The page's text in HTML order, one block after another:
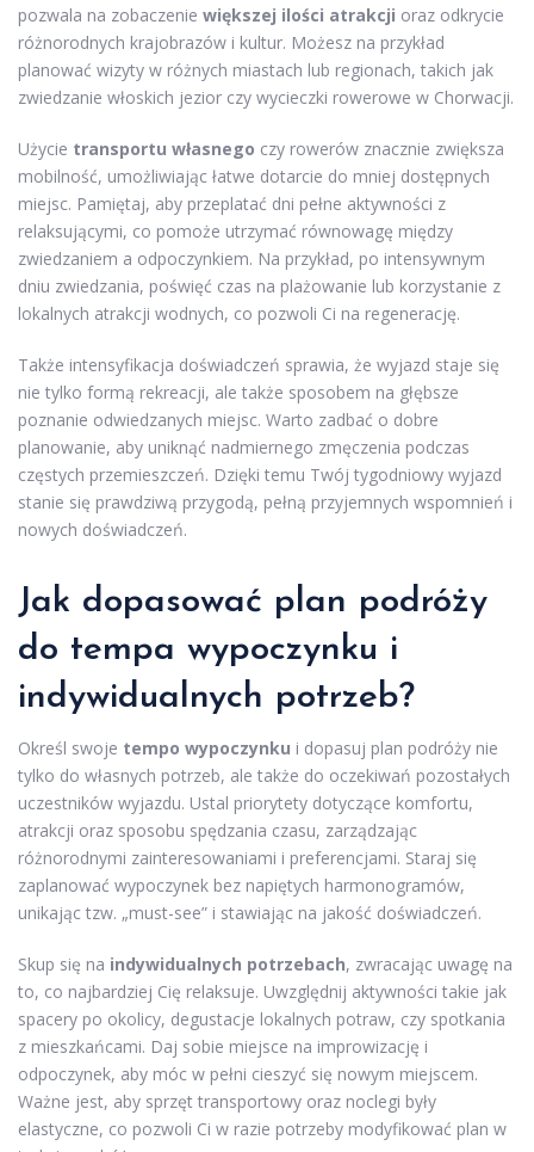
pozwala na zobaczenie większej ilości atrakcji oraz odkrycie
różnorodnych krajobrazów i kultur. Możesz na przykład
planować wizyty w różnych miastach lub regionach, takich jak
zwiedzanie włoskich jezior czy wycieczki rowerowe w Chorwacji.
Użycie transportu własnego czy rowerów znacznie zwiększa
mobilność, umożliwiając łatwe dotarcie do mniej dostępnych
miejsc. Pamiętaj, aby przeplatać dni pełne aktywności z
relaksującymi, co pomoże utrzymać równowagę między
zwiedzaniem a odpoczynkiem. Na przykład, po intensywnym
dniu zwiedzania, poświęć czas na plażowanie lub korzystanie z
lokalnych atrakcji wodnych, co pozwoli Ci na regenerację.
Także intensyfikacja doświadczeń sprawia, że wyjazd staje się
nie tylko formą rekreacji, ale także sposobem na głębsze
poznanie odwiedzanych miejsc. Warto zadbać o dobre
planowanie, aby uniknąć nadmiernego zmęczenia podczas
częstych przemieszczeń. Dzięki temu Twój tygodniowy wyjazd
stanie się prawdziwą przygodą, pełną przyjemnych wspomnień i
nowych doświadczeń.
Jak dopasować plan podróży
do tempa wypoczynku i
indywidualnych potrzeb?
Określ swoje tempo wypoczynku i dopasuj plan podróży nie
tylko do własnych potrzeb, ale także do oczekiwań pozostałych
uczestników wyjazdu. Ustal priorytety dotyczące komfortu,
atrakcji oraz sposobu spędzania czasu, zarządzając
różnorodnymi zainteresowaniami i preferencjami. Staraj się
zaplanować wypoczynek bez napiętych harmonogramów,
unikając tzw. „must-see” i stawiając na jakość doświadczeń.
Skup się na indywidualnych potrzebach, zwracając uwagę na
to, co najbardziej Cię relaksuje. Uwzględnij aktywności takie jak
spacery po okolicy, degustacje lokalnych potraw, czy spotkania
z mieszkańcami. Daj sobie miejsce na improwizację i
odpoczynek, aby móc w pełni cieszyć się nowym miejscem.
Ważne jest, aby sprzęt transportowy oraz noclegi były
elastyczne, co pozwoli Ci w razie potrzeby modyfikować plan w